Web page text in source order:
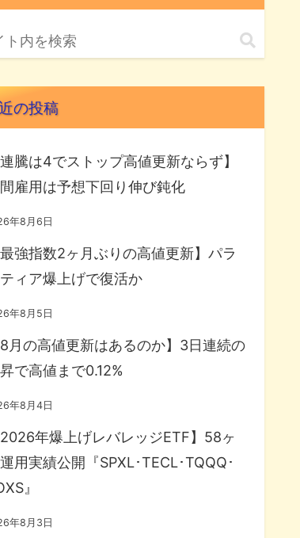
の投稿
連騰は4でストップ高値更新ならず】
雇用は予想下回り伸び鈍化
年8月6日
最強指数2ヶ月ぶりの高値更新】パラ
ィア爆上げで復活か
年8月5日
8月の高値更新はあるのか】3日連続の
で高値まで0.12%
年8月4日
2026年爆上げレバレッジETF】58ヶ
用実績公開『SPXL･TECL･TQQQ･
』
年8月3日